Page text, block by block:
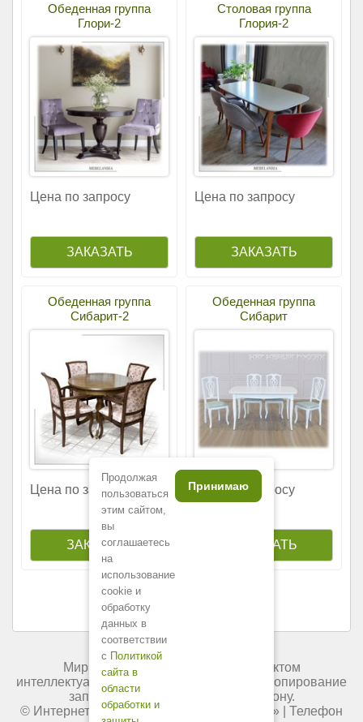
Обеденная группа
Глори-2
Цена по запросу
Столовая группа
Глория-2
Цена по запросу
Обеденная группа
Сибарит-2
Цена по запросу
Обеденная группа
Сибарит
Цена по запросу
Мир мебели России является объектом
интеллектуальной собственности. Любое копирование
запрещено и преследуется по закону.
© Интернет-магазин « Мир мебели России
» | Телефон
Продолжая
пользоваться
этим сайтом,
вы
соглашаетесь
на
использование
cookie и
обработку
данных в
соответствии
с Политикой
сайта в
области
обработки и
Принимаю